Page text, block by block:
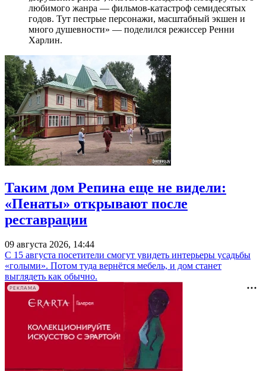
любимого жанра — фильмов-катастроф семидесятых
годов. Тут пестрые персонажи, масштабный экшен и
много душевности» — поделился режиссер Ренни
Харлин.
Таким дом Репина еще не видели:
«Пенаты» открывают после
реставрации
09 августа 2026, 14:44
С 15 августа посетители смогут увидеть интерьеры усадьбы
«голыми». Потом туда вернётся мебель, и дом станет
выглядеть как обычно.
РЕКЛАМА